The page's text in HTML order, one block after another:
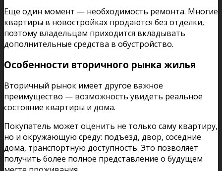
Еще один момент — необходимость ремонта. Многие
квартиры в новостройках продаются без отделки,
поэтому владельцам приходится вкладывать
дополнительные средства в обустройство.
Особенности вторичного рынка жилья
Вторичный рынок имеет другое важное
преимущество — возможность увидеть реальное
состояние квартиры и дома.
Покупатель может оценить не только саму квартиру,
но и окружающую среду: подъезд, двор, соседние
дома, транспортную доступность. Это позволяет
получить более полное представление о будущем